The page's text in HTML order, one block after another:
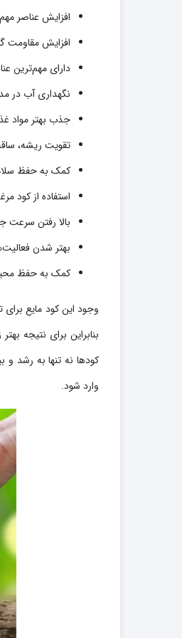
افزایش عناصر
افزایش
دارای مهم‌ترین
نگهداری آب در
جذب بهتر مواد
تقویت ریشه،
کمک به حفظ
استفاده از کود
بالا رفتن سرعت
بهتر شدن
کمک به حفظ
وجود این کود مایع
بنابراین برای نتیجه
کودها نه تنها به رشد
وارد شود.